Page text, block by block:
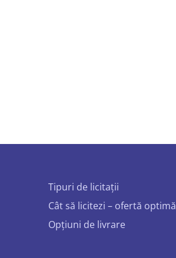
Tipuri de licitații
Cât să licitezi – ofertă optimă
Opțiuni de livrare